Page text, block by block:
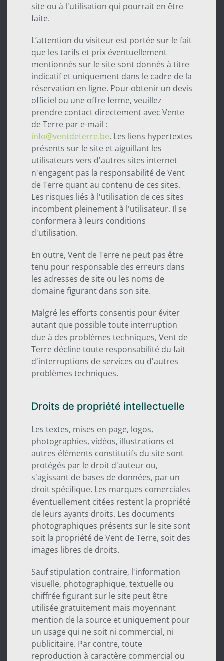
site ou à l'utilisation qui pourrait en être
faite.
L’attention du visiteur est portée sur le fait
que les tarifs et prix éventuellement
mentionnés sur le site sont donnés à titre
indicatif et uniquement dans le cadre de la
réservation en ligne. Pour obtenir un devis
officiel ou une offre ferme, veuillez
prendre contact directement avec Vente
de Terre par e-mail :
info@ventdeterre.be. Les liens hypertextes
présents sur le site et aiguillant les
utilisateurs vers d'autres sites internet
n'engagent pas la responsabilité de Vent
de Terre quant au contenu de ces sites.
Les risques liés à l'utilisation de ces sites
incombent pleinement à l'utilisateur. Il se
conformera à leurs conditions
d'utilisation.
En outre, Vent de Terre ne peut pas être
tenu pour responsable des erreurs dans
les adresses de site ou les noms de
domaine figurant dans son site.
Malgré les efforts consentis pour éviter
autant que possible toute interruption
due à des problèmes techniques, Vent de
Terre décline toute responsabilité du fait
d'interruptions de services ou d'autres
problèmes techniques.
Droits de propriété intellectuelle
Les textes, mises en page, logos,
photographies, vidéos, illustrations et
autres éléments constitutifs du site sont
protégés par le droit d'auteur ou,
s'agissant de bases de données, par un
droit spécifique. Les marques comerciales
éventuellement citées restent la propriété
de leurs ayants droits. Les documents
photographiques présents sur le site sont
soit la propriété de Vent de Terre, soit des
images libres de droits.
Sauf stipulation contraire, l'information
visuelle, photographique, textuelle ou
chiffrée figurant sur le site peut être
utilisée gratuitement mais moyennant
mention de la source et uniquement pour
un usage qui ne soit ni commercial, ni
publicitaire. Par contre, toute
reproduction à caractère commercial ou